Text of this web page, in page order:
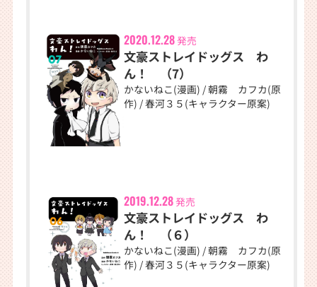
2020.12.28発売
文豪ストレイドッグス わ
ん！ （7）
かないねこ(漫画) / 朝霧 カフカ(原
作) / 春河３５(キャラクター原案)
2019.12.28発売
文豪ストレイドッグス わ
ん！ （６）
かないねこ(漫画) / 朝霧 カフカ(原
作) / 春河３５(キャラクター原案)